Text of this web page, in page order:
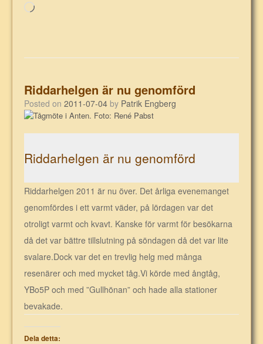
Laddar
Riddarhelgen är nu genomförd
Posted on 2011-07-04 by Patrik Engberg
Riddarhelgen är nu genomförd
Riddarhelgen 2011 är nu över. Det årliga evenemanget
genomfördes i ett varmt väder, på lördagen var det
otroligt varmt och kvavt. Kanske för varmt för besökarna
då det var bättre tillslutning på söndagen då det var lite
svalare.Dock var det en trevlig helg med många
resenärer och med mycket tåg.Vi körde med ångtåg,
YBo5P och med ”Gullhönan” och hade alla stationer
bevakade.
Dela detta: